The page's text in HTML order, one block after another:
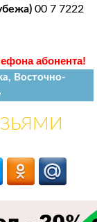
00 7 7222
абонента!
Восточно-